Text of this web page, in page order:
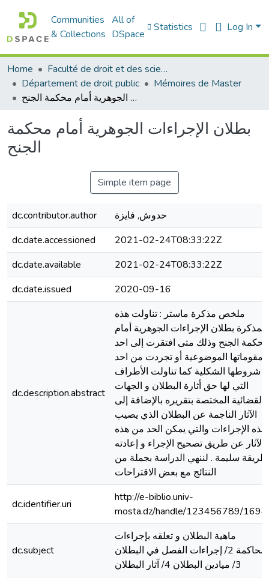
Communities
& Collections
All of
DSpace
Statistics Log In
Home
Faculté de droit et des sciences politiques
Département de droit public
Mémoires de Master
بطلان الإجراءات الجوهرية أمام محكمة الجنح
بطلان الإجراءات الجوهرية أمام محكمة
الجنح
Simple item page
dc.contributor.author
حدوش, فايزة
dc.date.accessioned
2021-02-24T08:33:22Z
dc.date.available
2021-02-24T08:33:22Z
dc.date.issued
2020-09-16
dc.description.abstract
ملخص مذكرة ماستر : تناولت هذه
المذكرة بطلان الإجراءات الجوهرية أمام
محكمة الجنح وذلك متى افتقرت إلى احد
مقوماتها الموضوعية أو تجردت من احد
شروطها الشكلية كما تناولت الأطراف
التي لها حق أثارة البطلان و الجهات
القضائية المختصة بتقريره بالإضافة إلى
الآثار الناجمة عن البطلان الذي يصيب
هذه الإجراءات والتي يمكن الحد من هذه
الآثار عن طريق تصحيح الإجراء و إعادته
سليمة . لننهي الدراسة بجملة من
النتائج مع بعض الاقتراحات
dc.identifier.uri
http://e-biblio.univ-
mosta.dz/handle/123456789/
dc.subject
ماهية البطلان و تعلقه بإجراءات
المحاكمة 2/ إجراءات الفصل في البطلان
3/ ميادين البطلان 4/ آثار البطلان